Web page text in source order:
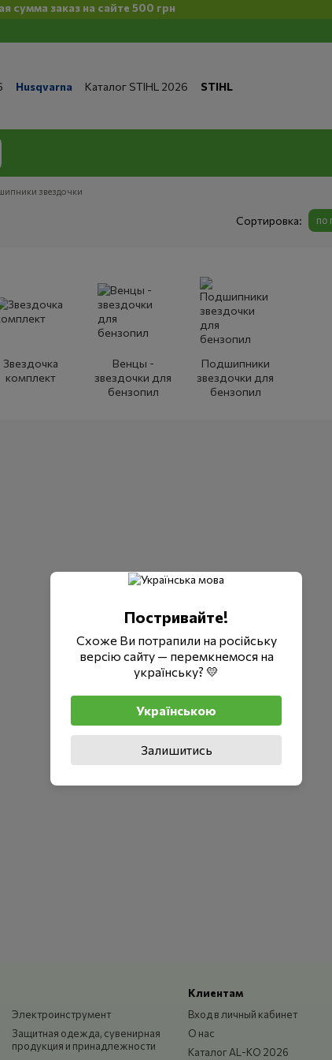
заказ на сайте 500 грн
Husqvarna Каталог STIHL 2026
STIHL
конфиденциальности
звездочки
Сортировка: по
Звездочка
комплект
Венцы -
звездочки для
бензопил
Подшипники
звездочки для
бензопил
Электроинструмент
Защитная одежда, сувенирная
продукция и принадлежности
Клиентам
Вход в личный кабинет
О нас
Каталог AL-KO 2026
Постривайте!
Схоже Ви потрапили на російську
версію сайту — перемкнемося на
українську? 💛
Українською
Залишитись